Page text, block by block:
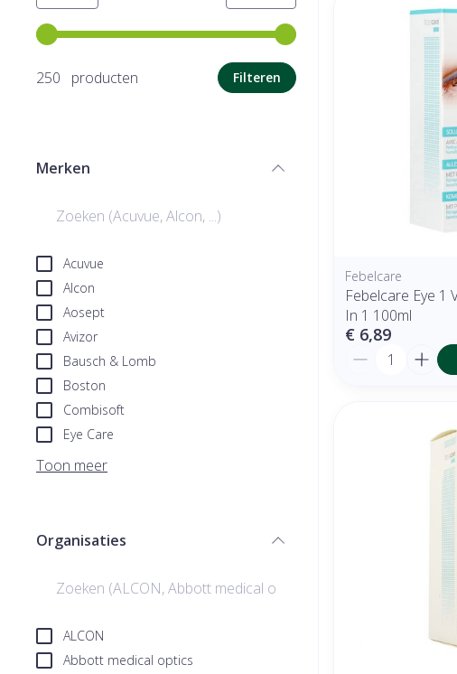
Gebruik de pijltjestoetsen links en rechts om de minimale en
250 producten
Filteren
Merken
Acuvue
Alcon
Aosept
Avizor
Bausch & Lomb
Boston
Combisoft
Eye Care
Toon meer
Organisaties
ALCON
Abbott medical optics
Febelcare
Febelcare Eye 1
In 1 100ml
€ 6,89
Aantal